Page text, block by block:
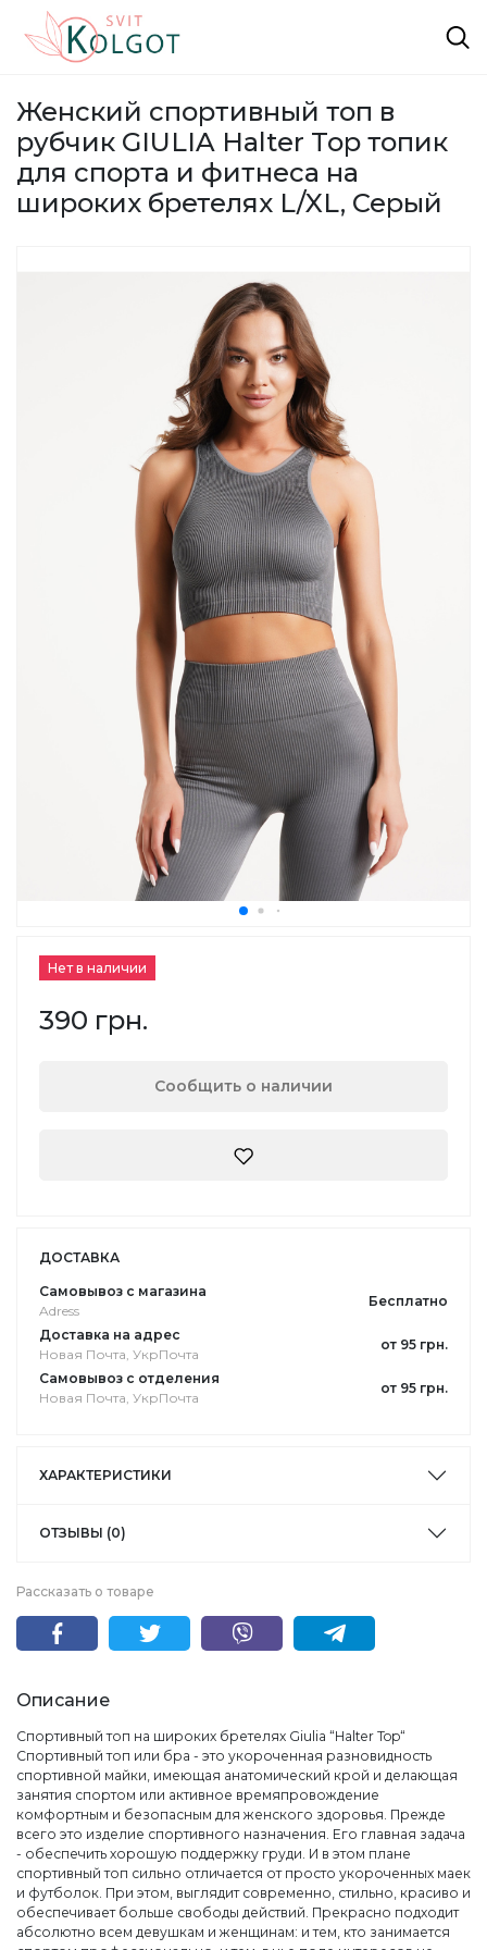
Женский спортивный топ в
рубчик GIULIA Halter Top топик
для спорта и фитнеса на
широких бретелях L/XL, Серый
Нет в наличии
390 грн.
Сообщить о наличии
ДОСТАВКА
Самовывоз с магазина
Adress
Бесплатно
Доставка на адрес
Новая Почта, УкрПочта
от 95 грн.
Самовывоз с отделения
Новая Почта, УкрПочта
от 95 грн.
ХАРАКТЕРИСТИКИ
ОТЗЫВЫ (0)
Рассказать о товаре
Описание
Спортивный топ на широких бретелях Giulia “Halter Top“
Спортивный топ или бра - это укороченная разновидность
спортивной майки, имеющая анатомический крой и делающая
занятия спортом или активное времяпровождение
комфортным и безопасным для женского здоровья. Прежде
всего это изделие спортивного назначения. Его главная задача
- обеспечить хорошую поддержку груди. И в этом плане
спортивный топ сильно отличается от просто укороченных маек
и футболок. При этом, выглядит современно, стильно, красиво и
обеспечивает больше свободы действий. Прекрасно подходит
абсолютно всем девушкам и женщинам: и тем, кто занимается